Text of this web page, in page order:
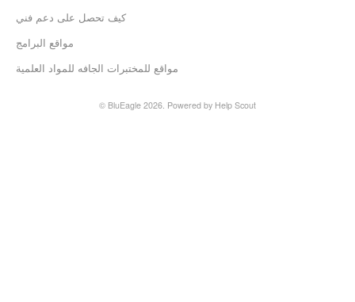
كيف تحصل على دعم فني
مواقع البرامج
مواقع للمختبرات الجافه للمواد العلمية
© BluEagle 2026. Powered by Help Scout